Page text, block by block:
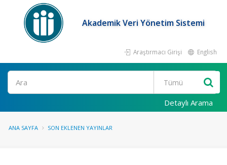
Akademik Veri Yönetim Sistemi
Araştırmacı Girişi English
Ara
Detaylı Arama
ANA SAYFA SON EKLENEN YAYINLAR